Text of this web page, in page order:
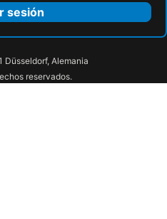
sesión
Düsseldorf, Alemania
reservados.